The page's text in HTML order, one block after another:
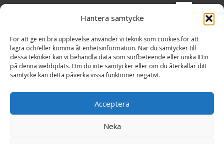
Hantera samtycke
För att ge en bra upplevelse använder vi teknik som cookies för att
lagra och/eller komma åt enhetsinformation. När du samtycker till
dessa tekniker kan vi behandla data som surfbeteende eller unika ID:n
på denna webbplats. Om du inte samtycker eller om du återkallar ditt
samtycke kan detta påverka vissa funktioner negativt.
Acceptera
Neka
Pringles Hot Kickin' Sour Cream Chips - 160
g
138 Views50kr